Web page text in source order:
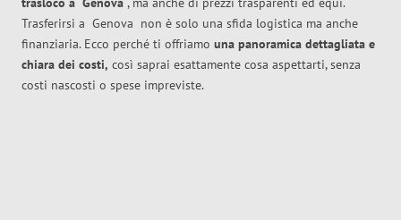
Trasferirsi a Genova non è solo una sfida logistica ma anche
finanziaria. Ecco perché ti offriamo una panoramica dettagliata e
chiara dei costi, così saprai esattamente cosa aspettarti, senza
costi nascosti o spese impreviste.